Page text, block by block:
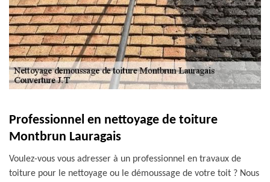
Professionnel en nettoyage de toiture
Montbrun Lauragais
Voulez-vous vous adresser à un professionnel en travaux de
toiture pour le nettoyage ou le démoussage de votre toit ? Nous